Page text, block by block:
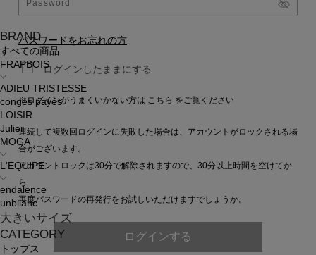
BRAND
すべての商品
FRAPBOIS
ADIEU TRISTESSE
congés payés
LOISIR
Julier
MOGA
L'EQUIPE
endalence
unbilanc
大きいサイズ
CATEGORY
トップス
パスワードをお忘れの方
ログインしたままにする
※ログインがうまくいかない方は こちら をご覧ください
連続して複数回ログインに失敗した場合は、アカウントがロックされる場
合がございます。
アカウントロックは30分で解除されますので、30分以上時間を空けてか
ら
再度パスワードの再発行をお試しいただけますでしょうか。
ログインする